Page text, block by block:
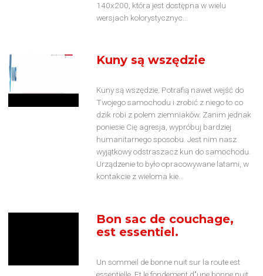
140x200, która jest dostępna w wielu
wersjach kolorystycznyc...
Kuny są wszędzie
Kuny są wszędzie. Potrafią nawet wejść do
Twojego samochodu i zrobić z niego to co
dzik robi z polem ziemniaków. Zanim jednak
poniesie Cię agresja, wypróbuj bardziej
humanitarnego sposobu. Jest nim nasz
wyjątkowy odstraszacz kun do samochodu.
Urządzenie to było opracowywane latami, w
kontakcie z wieloma kie...
Bon sac de couchage,
est essentiel.
Un sommeil de bonne nuit sur la route est